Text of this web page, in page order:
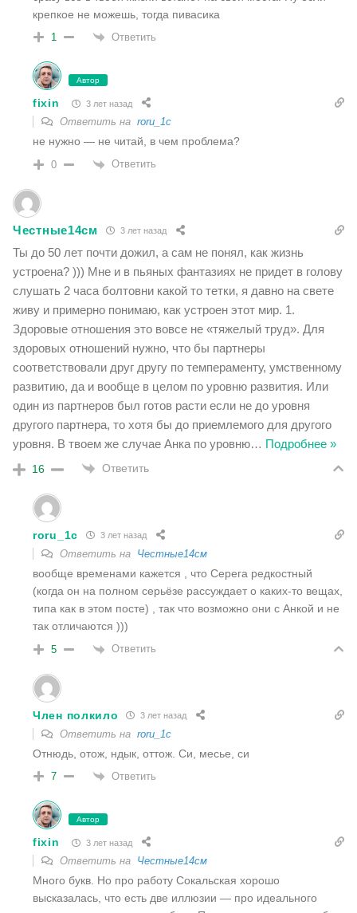
крепкое не можешь, тогда пивасика
1 Ответить
Автор
fixin 3 лет назад
Ответить на roru_1c
не нужно — не читай, в чем проблема?
0 Ответить
Честные14см 3 лет назад
Ты до 50 лет почти дожил, а сам не понял, как жизнь
устроена? ))) Мне и в пьяных фантазиях не придет в голову
слушать 2 часа болтовни какой то тетки, я давно на свете
живу и примерно понимаю, как устроен этот мир. 1.
Здоровые отношения это вовсе не «тяжелый труд». Для
здоровых отношений нужно, что бы партнеры
соответствовали друг другу по темпераменту, умственному
развитию, да и вообще в целом по уровню развития. Или
один из партнеров был готов расти если не до уровня
другого партнера, то хотя бы до приемлемого для другого
уровня. В твоем же случае Анка по уровню… Подробнее »
16 Ответить
roru_1c 3 лет назад
Ответить на Честные14см
вообще временами кажется , что Серега редкостный
(когда он на полном серьёзе рассуждает о каких-то вещах,
типа как в этом посте) , так что возможно они с Анкой и не
так отличаются )))
5 Ответить
Член полкило 3 лет назад
Ответить на roru_1c
Отнюдь, отож, ндык, оттож. Си, месье, си
7 Ответить
Автор
fixin 3 лет назад
Ответить на Честные14см
Много букв. Но про работу Сокальская хорошо
высказалась, что есть две иллюзии — про идеального